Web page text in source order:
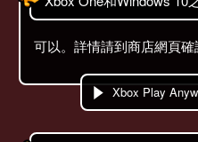
可以。詳情請到商店網頁確
Xbox Play